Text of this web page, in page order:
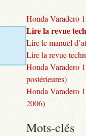
Honda Varadero
Lire la revue
Lire le manuel
Lire la revue
Honda Varadero
postérieures)
Honda Varadero
2006)
Mots-clés